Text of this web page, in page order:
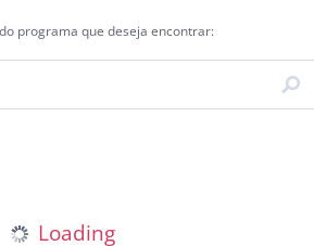
programa que deseja encontrar: